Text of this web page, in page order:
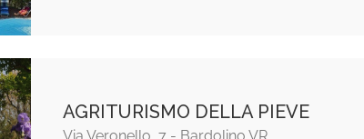
AGRITURISMO DELLA PIEVE